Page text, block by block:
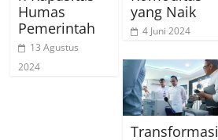
Humas
Pemerintah
13 Agustus
2024
yang Naik
4 Juni 2024
Transformasi